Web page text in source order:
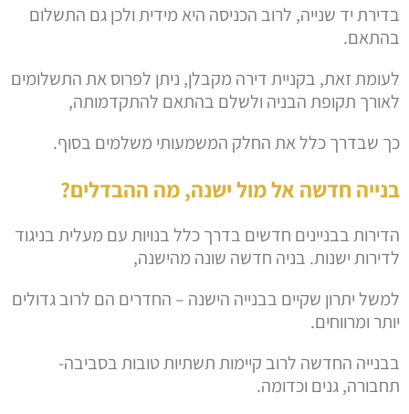
בדירת יד שנייה, לרוב הכניסה היא מידית ולכן גם התשלום
בהתאם.
לעומת זאת, בקניית דירה מקבלן, ניתן לפרוס את התשלומים
לאורך תקופת הבניה ולשלם בהתאם להתקדמותה,
כך שבדרך כלל את החלק המשמעותי משלמים בסוף.
בנייה חדשה אל מול ישנה, מה ההבדלים?
הדירות בבניינים חדשים בדרך כלל בנויות עם מעלית בניגוד
לדירות ישנות. בניה חדשה שונה מהישנה,
למשל יתרון שקיים בבנייה הישנה – החדרים הם לרוב גדולים
יותר ומרווחים.
בבנייה החדשה לרוב קיימות תשתיות טובות בסביבה-
תחבורה, גנים וכדומה.